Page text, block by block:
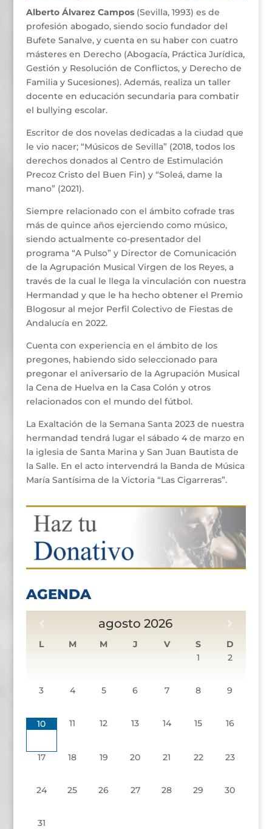
Alberto Álvarez Campos(Sevilla, 1993) es de
profesión abogado, siendo socio fundador del
Bufete Sanalve, y cuenta en su haber con cuatro
másteres en Derecho (Abogacía, Práctica Jurídica,
Gestión y Resolución de Conflictos, y Derecho de
Familia y Sucesiones). Además, realiza un taller
docente en educación secundaria para combatir
el bullying escolar.
Escritor de dos novelas dedicadas a la ciudad que
le vio nacer; “Músicos de Sevilla” (2018, todos los
derechos donados al Centro de Estimulación
Precoz Cristo del Buen Fin) y “Soleá, dame la
mano” (2021).
Siempre relacionado con el ámbito cofrade tras
más de quince años ejerciendo como músico,
siendo actualmente co-presentador del
programa “A Pulso” y Director de Comunicación
de la Agrupación Musical Virgen de los Reyes, a
través de la cual le llega la vinculación con nuestra
Hermandad y que le ha hecho obtener el Premio
Blogosur al mejor Perfil Colectivo de Fiestas de
Andalucía en 2022.
Cuenta con experiencia en el ámbito de los
pregones, habiendo sido seleccionado para
pregonar el aniversario de la Agrupación Musical
la Cena de Huelva en la Casa Colón y otros
relacionados con el mundo del fútbol.
La Exaltación de la Semana Santa 2023 de nuestra
hermandad tendrá lugar el sábado 4 de marzo en
la iglesia de Santa Marina y San Juan Bautista de
la Salle. En el acto intervendrá la Banda de Música
María Santísima de la Victoria “Las Cigarreras”.
AGENDA
agosto 2026
L M M J V S
D
1
2
3 4 5 6 7 8 9
10 11 12 13 14 15 16
17 18 19 20 21 22 23
24 25 26 27 28 29 30
31